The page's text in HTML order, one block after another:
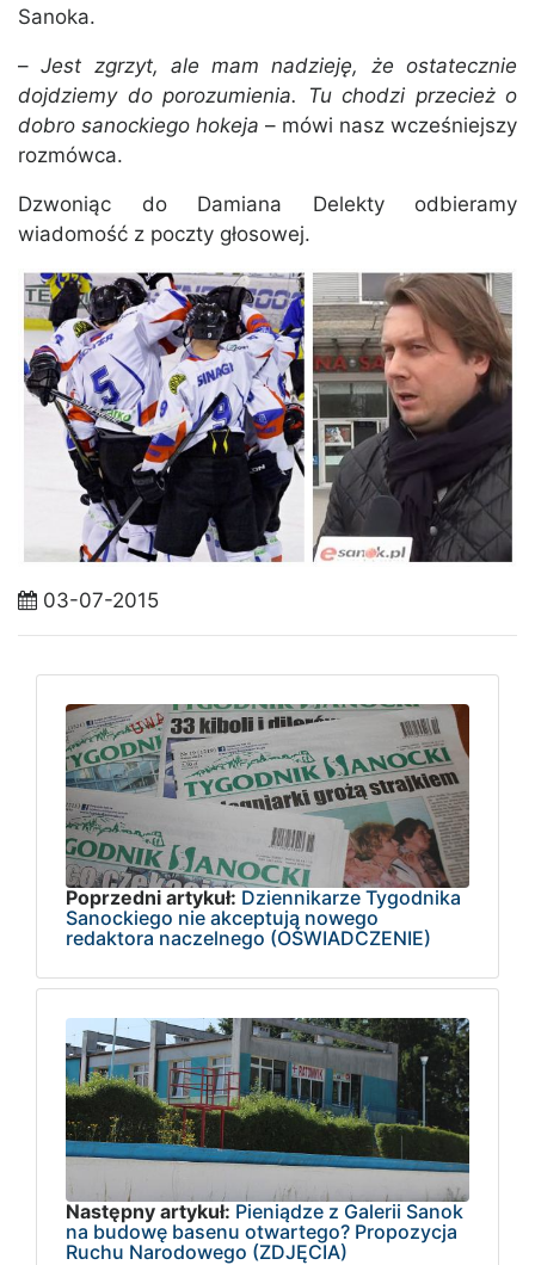
Sanoka.
–Jest zgrzyt, ale mam nadzieję, że ostatecznie
dojdziemy do porozumienia. Tu chodzi przecież o
dobro sanockiego hokeja – mówi nasz wcześniejszy
rozmówca.
Dzwoniąc do Damiana Delekty odbieramy
wiadomość z poczty głosowej.
03-07-2015
Poprzedni artykuł: Dziennikarze Tygodnika
Sanockiego nie akceptują nowego
redaktora naczelnego (OŚWIADCZENIE)
Następny artykuł: Pieniądze z Galerii Sanok
na budowę basenu otwartego? Propozycja
Ruchu Narodowego (ZDJĘCIA)